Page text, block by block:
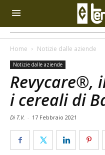
Home Notizie dalle aziende
Notizie dalle aziende
Revycare®,
i cereali di
Di T.V. - 17 Febbraio 2021